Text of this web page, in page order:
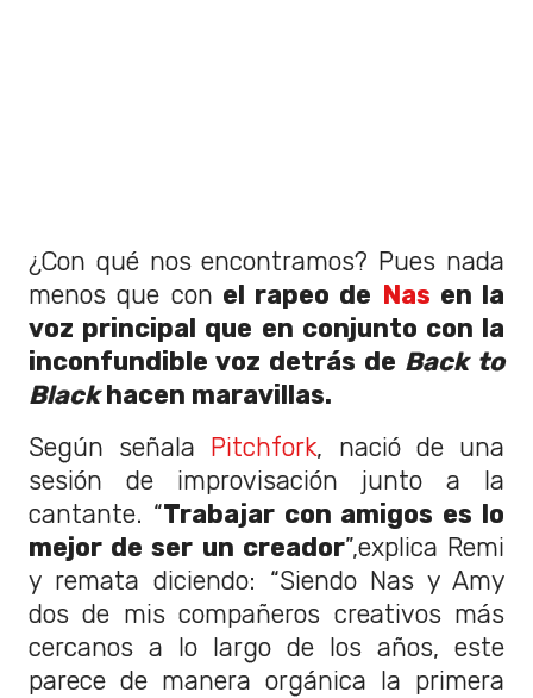
¿Con qué nos encontramos? Pues nada
menos que con el rapeo de Nas en la
voz principal que en conjunto con la
inconfundible voz detrás de Back to
Blackhacen maravillas.
Según señala
Pitchfork, nació de una
sesión de improvisación junto a la
cantante. “Trabajar con amigos es lo
mejor de ser un creador”,explica Remi
y remata diciendo: “Siendo Nas y Amy
dos de mis compañeros creativos más
cercanos a lo largo de los años, este
parece de manera orgánica la primera